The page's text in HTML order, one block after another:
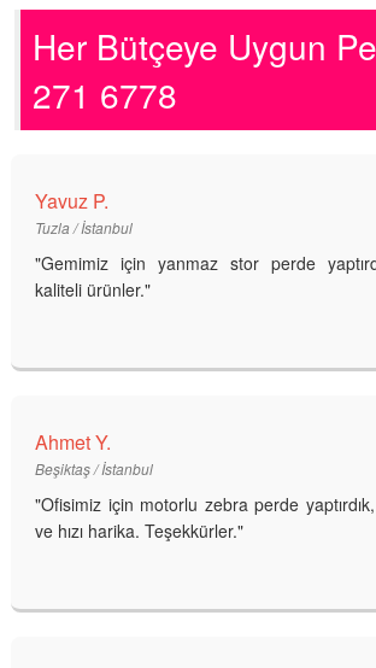
Her Bütçeye Uygun
271 6778
Yavuz P.
Tuzla / İstanbul
"Gemimiz için yanmaz stor perde
kaliteli ürünler."
Ahmet Y.
Beşiktaş / İstanbul
"Ofisimiz için motorlu zebra perde yaptırdık,
ve hızı harika. Teşekkürler."